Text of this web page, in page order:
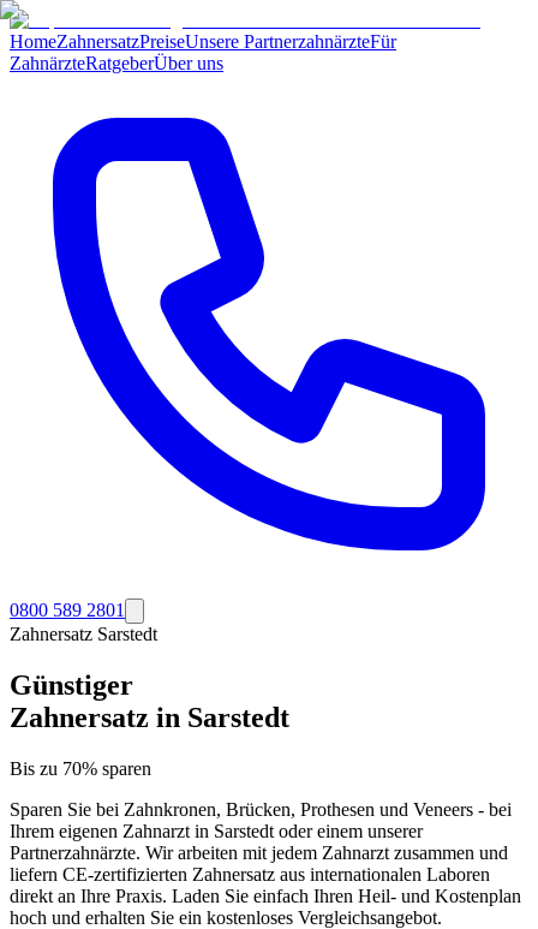
HomeZahnersatzPreiseUnsere PartnerzahnärzteFür
ZahnärzteRatgeberÜber uns
0800 589 2801
Zahnersatz Sarstedt
Günstiger
Zahnersatz in Sarstedt
Bis zu 70% sparen
Sparen Sie bei Zahnkronen, Brücken, Prothesen und Veneers - bei
Ihrem eigenen Zahnarzt in Sarstedt oder einem unserer
Partnerzahnärzte. Wir arbeiten mit jedem Zahnarzt zusammen und
liefern CE-zertifizierten Zahnersatz aus internationalen Laboren
direkt an Ihre Praxis. Laden Sie einfach Ihren Heil- und Kostenplan
hoch und erhalten Sie ein kostenloses Vergleichsangebot.